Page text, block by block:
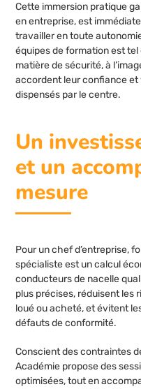
Cette immersion pratique
en entreprise, est
travailler en toute
équipes de formation est
matière de sécurité, à
accordent leur confiance et
dispensés par le centre.
Un
et un
mesure
Pour un chef d’entreprise,
spécialiste est un calcul
conducteurs de nacelle
plus précises, réduisent les
loué ou acheté, et évitent
défauts de conformité.
Conscient des contraintes
Académie propose des
optimisées, tout en